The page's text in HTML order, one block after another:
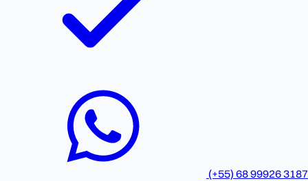
(+55) 68 99926 3187